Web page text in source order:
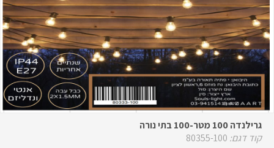
גרילנדה 100 מטר-100 בתי נורה
קוד דגם: 80355-100